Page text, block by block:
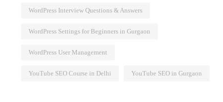
WordPress Interview Questions & Answers
WordPress Settings for Beginners in Gurgaon
WordPress User Management
YouTube SEO Course in Delhi YouTube SEO in Gurgaon